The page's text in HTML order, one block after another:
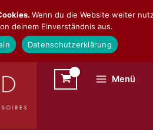
Menü
Wenn du die Website weiter
deinem Einverständnis aus.
Datenschutzerklärung